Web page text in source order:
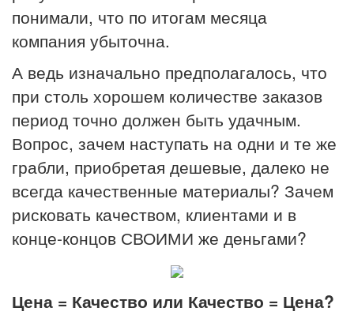
понимали, что по итогам месяца
компания убыточна.
А ведь изначально предполагалось, что
при столь хорошем количестве заказов
период точно должен быть удачным.
Вопрос, зачем наступать на одни и те же
грабли, приобретая дешевые, далеко не
всегда качественные материалы? Зачем
рисковать качеством, клиентами и в
конце-концов СВОИМИ же деньгами?
Цена = Качество или Качество = Цена?